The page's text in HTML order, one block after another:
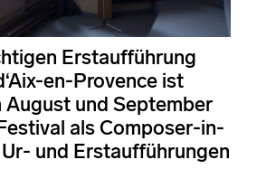
Erstaufführung
en-Provence ist
August und September
als Composer-in-
und Erstaufführungen